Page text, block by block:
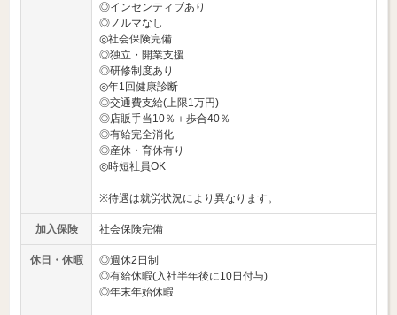
◎インセンティブあり
◎ノルマなし
◎社会保険完備
◎独立・開業支援
◎研修制度あり
◎年1回健康診断
◎交通費支給(上限1万円)
◎店販手当10％＋歩合40％
◎有給完全消化
◎産休・育休有り
◎時短社員OK
※待遇は就労状況により異なります。
加入保険 社会保険完備
休日・休暇
◎週休2日制
◎有給休暇(入社半年後に10日付与)
◎年末年始休暇